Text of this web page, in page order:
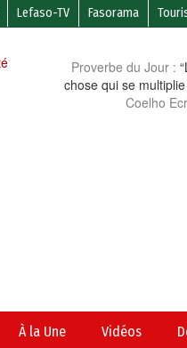
Lefaso-TV Fasorama
Proverbe du Jour :
chose qui se
Coelho
À la Une Vidéos